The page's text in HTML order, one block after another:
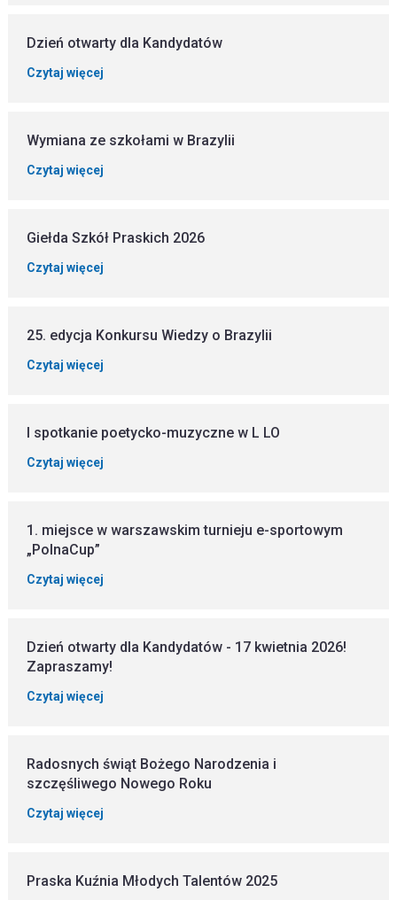
Dzień otwarty dla Kandydatów
Czytaj więcej
Wymiana ze szkołami w Brazylii
Czytaj więcej
Giełda Szkół Praskich 2026
Czytaj więcej
25. edycja Konkursu Wiedzy o Brazylii
Czytaj więcej
I spotkanie poetycko-muzyczne w L LO
Czytaj więcej
1. miejsce w warszawskim turnieju e-sportowym
„PolnaCup”
Czytaj więcej
Dzień otwarty dla Kandydatów - 17 kwietnia 2026!
Zapraszamy!
Czytaj więcej
Radosnych świąt Bożego Narodzenia i
szczęśliwego Nowego Roku
Czytaj więcej
Praska Kuźnia Młodych Talentów 2025